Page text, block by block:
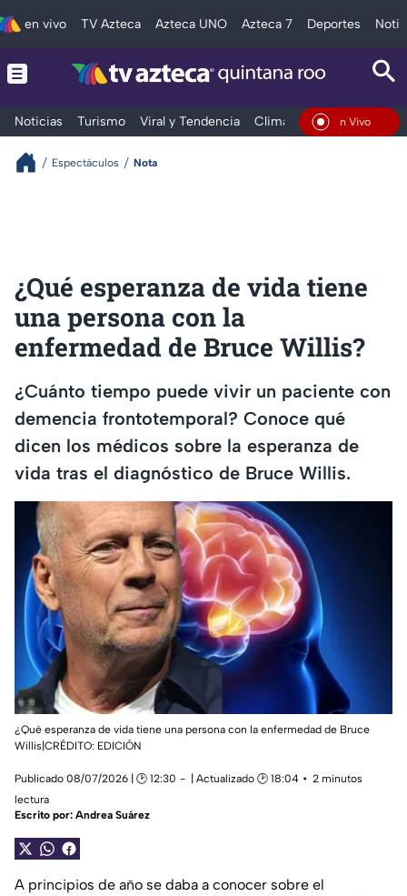
en vivo TV Azteca Azteca UNO Azteca 7 Deportes
Noticias Turismo Viral y Tendencia Clima Tráfico
En Vivo
Espectáculos Nota
¿Qué esperanza de vida tiene
una persona con la
enfermedad de Bruce Willis?
¿Cuánto tiempo puede vivir un paciente con
demencia frontotemporal? Conoce qué
dicen los médicos sobre la esperanza de
vida tras el diagnóstico de Bruce Willis.
¿Qué esperanza de vida tiene una persona con la enfermedad de Bruce
Willis|CRÉDITO: EDICIÓN
Publicado 08/07/2026 | 🕑 12:30 | Actualizado 🕑 18:04
2 minutos
lectura
Escrito por: Andrea Suárez
A principios de año se daba a conocer sobre el